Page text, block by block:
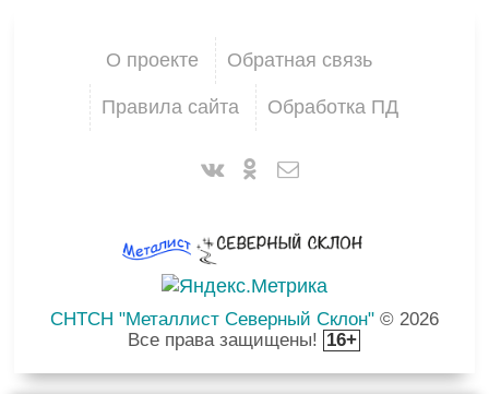
О проекте Обратная связь
Правила сайта Обработка ПД
СНТСН "Металлист Северный Склон"© 2026
Все права защищены! 16+